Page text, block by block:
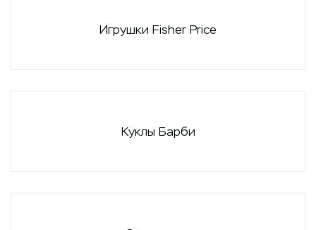
Игрушки Fisher Price
Куклы Барби